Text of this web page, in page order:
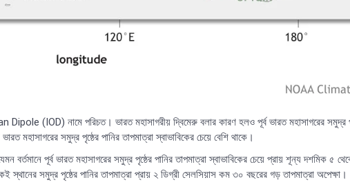
(IOD) নামে পরিচত। ভারত মহাসাগরীয় দ্বিমেরু বলার কারণ হলও পূর্ব ভারত মহাসাগরের সমুদ্র
মহাসাগরের সমুদ্র পৃষ্ঠের পানির তাপমাত্রা স্বাভাবিকের চেয়ে বেশি থাকে।
বর্তমানে পূর্ব ভারত মহাসাগরের সমুদ্র পৃষ্ঠের পানির তাপমাত্রা স্বাভাবিকের চেয়ে প্রায় শূন্য দশমিক ৫
সমুদ্র পৃষ্ঠের পানির তাপমাত্রা প্রায় ২ ডিগ্রী সেলসিয়াস কম ৩০ বছরের গড় তাপমাত্রা অপেক্ষা।